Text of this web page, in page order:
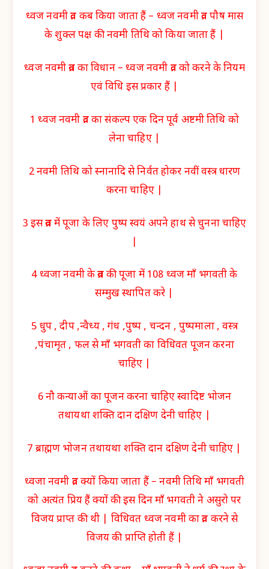
ध्वज नवमी व्रत कब किया जाता हैं – ध्वज नवमी व्रत पौष मास
के शुक्ल पक्ष की नवमी तिथि को किया जाता हैं |
ध्वज नवमी व्रत का विधान – ध्वज नवमी व्रत को करने के नियम
एवं विधि इस प्रकार हैं |
1 ध्वज नवमी व्रत का संकल्प एक दिन पूर्व अष्टमी तिथि को
लेना चाहिए |
2 नवमी तिथि को स्नानादि से निर्वत होकर नवीं वस्त्र धारण
करना चाहिए |
3 इस व्रत में पूजा के लिए पुष्प स्वयं अपने हाथ से चुनना चाहिए
4 ध्वजा नवमी के व्रत की पूजा में 108 ध्वज माँ भगवती के
सम्मुख स्थापित करे |
5 धुप , दीप ,न्वैध्य , गंध ,पुष्प , चन्दन , पुष्पमाला , वस्त्र
,पंचामृत , फल से माँ भगवती का विधिवत पूजन करना
चाहिए |
6 नौ कन्याओं का पूजन करना चाहिए स्वादिष्ट भोजन
तथायथा शक्ति दान दक्षिण देनी चाहिए |
7 ब्राह्मण भोजन तथायथा शक्ति दान दक्षिण देनी चाहिए |
ध्वजा नवमी व्रत क्यों किया जाता हैं – नवमी तिथि माँ भगवती
को अत्यंत प्रिय हैं क्यों की इस दिन माँ भगवती ने असुरो पर
विजय प्राप्त की थी | विधिवत ध्वज नवमी का व्रत करने से
विजय की प्राप्ति होती हैं |